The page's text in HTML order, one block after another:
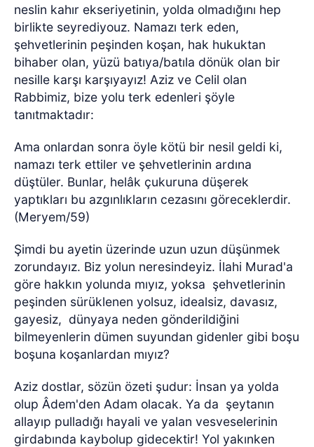
neslin kahır ekseriyetinin, yolda olmadığını hep
birlikte seyrediyouz. Namazı terk eden,
şehvetlerinin peşinden koşan, hak hukuktan
bihaber olan, yüzü batıya/batıla dönük olan bir
nesille karşı karşıyayız! Aziz ve Celil olan
Rabbimiz, bize yolu terk edenleri şöyle
tanıtmaktadır:
Ama onlardan sonra öyle kötü bir nesil geldi ki,
namazı terk ettiler ve şehvetlerinin ardına
düştüler. Bunlar, helâk çukuruna düşerek
yaptıkları bu azgınlıkların cezasını göreceklerdir.
(Meryem/59)
Şimdi bu ayetin üzerinde uzun uzun düşünmek
zorundayız. Biz yolun neresindeyiz. İlahi Murad'a
göre hakkın yolunda mıyız, yoksa şehvetlerinin
peşinden sürüklenen yolsuz, idealsiz, davasız,
gayesiz, dünyaya neden gönderildiğini
bilmeyenlerin dümen suyundan gidenler gibi boşu
boşuna koşanlardan mıyız?
Aziz dostlar, sözün özeti şudur: İnsan ya yolda
olup Âdem'den Adam olacak. Ya da şeytanın
allayıp pulladığı hayali ve yalan vesveselerinin
girdabında kaybolup gidecektir! Yol yakınken